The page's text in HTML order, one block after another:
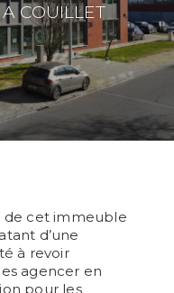
COUILLET
de cet immeuble
d’une
à revoir
agencer en
pour les